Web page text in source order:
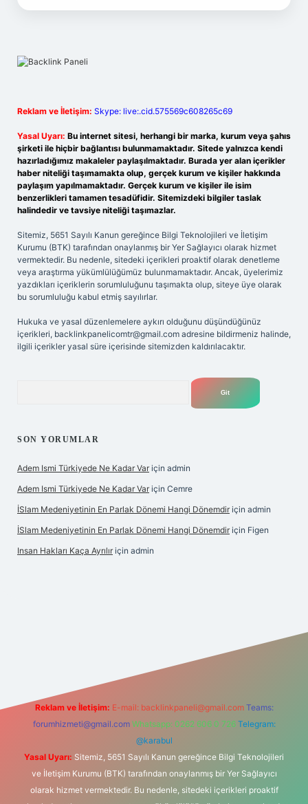
Reklam ve İletişim: Skype: live:.cid.575569c608265c69
Yasal Uyarı: Bu internet sitesi, herhangi bir marka, kurum veya şahıs
şirketi ile hiçbir bağlantısı bulunmamaktadır. Sitede yalnızca kendi
hazırladığımız makaleler paylaşılmaktadır. Burada yer alan içerikler
haber niteliği taşımamakta olup, gerçek kurum ve kişiler hakkında
paylaşım yapılmamaktadır. Gerçek kurum ve kişiler ile isim
benzerlikleri tamamen tesadüfidir. Sitemizdeki bilgiler taslak
halindedir ve tavsiye niteliği taşımazlar.
Sitemiz, 5651 Sayılı Kanun gereğince Bilgi Teknolojileri ve İletişim
Kurumu (BTK) tarafından onaylanmış bir Yer Sağlayıcı olarak hizmet
vermektedir. Bu nedenle, sitedeki içerikleri proaktif olarak denetleme
veya araştırma yükümlülüğümüz bulunmamaktadır. Ancak, üyelerimiz
yazdıkları içeriklerin sorumluluğunu taşımakta olup, siteye üye olarak
bu sorumluluğu kabul etmiş sayılırlar.
Hukuka ve yasal düzenlemelere aykırı olduğunu düşündüğünüz
içerikleri, backlinkpanelicomtr@gmail.com adresine bildirmeniz halinde,
ilgili içerikler yasal süre içerisinde sitemizden kaldırılacaktır.
SON YORUMLAR
Adem Ismi Türkiyede Ne Kadar Var için admin
Adem Ismi Türkiyede Ne Kadar Var için Cemre
İSlam Medeniyetinin En Parlak Dönemi Hangi Dönemdir için admin
İSlam Medeniyetinin En Parlak Dönemi Hangi Dönemdir için Figen
Insan Hakları Kaça Ayrılır için admin
Reklam ve İletişim: E-mail: backlinkpaneli@gmail.com Teams:
forumhizmeti@gmail.com Whatsapp: 0262 606 0 726 Telegram:
@karabul
Yasal Uyarı: Sitemiz, 5651 Sayılı Kanun gereğince Bilgi Teknolojileri
ve İletişim Kurumu (BTK) tarafından onaylanmış bir Yer Sağlayıcı
olarak hizmet vermektedir. Bu nedenle, sitedeki içerikleri proaktif